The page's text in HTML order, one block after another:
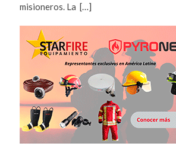
misioneros. La […]